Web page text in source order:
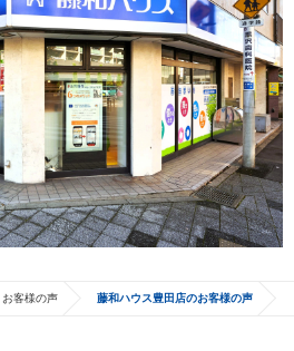
お客様の声 藤和ハウス豊田店のお客様の声